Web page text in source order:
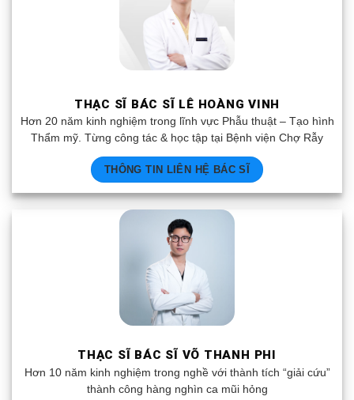
THẠC SĨ BÁC SĨ LÊ HOÀNG VINH
Hơn 20 năm kinh nghiệm trong lĩnh vực Phẫu thuật – Tạo hình
Thẩm mỹ. Từng công tác & học tập tại Bệnh viện Chợ Rẫy
THÔNG TIN LIÊN HỆ BÁC SĨ
THẠC SĨ BÁC SĨ VÕ THANH PHI
Hơn 10 năm kinh nghiệm trong nghề với thành tích “giải cứu”
thành công hàng nghìn ca mũi hỏng